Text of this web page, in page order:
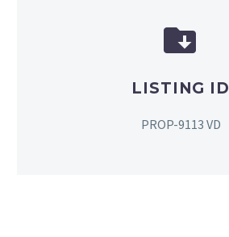


LISTING ID
PROP-9113 VD